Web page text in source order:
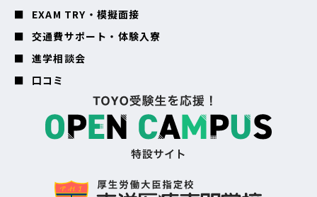
EXAM TRY・模擬面接
交通費サポート・体験入寮
進学相談会
口コミ